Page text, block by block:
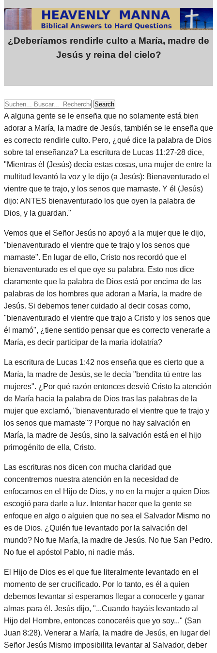
¿Deberíamos rendirle culto a María, madre de
Jesús y reina del cielo?
Search
A alguna gente se le enseña que no solamente está bien
adorar a María, la madre de Jesús, también se le enseña que
es correcto rendirle culto. Pero, ¿qué dice la palabra de Dios
sobre tal enseñanza? La escritura de Lucas 11:27-28 dice,
"Mientras él (Jesús) decía estas cosas, una mujer de entre la
multitud levantó la voz y le dijo (a Jesús): Bienaventurado el
vientre que te trajo, y los senos que mamaste. Y él (Jesús)
dijo: ANTES bienaventurado los que oyen la palabra de
Dios, y la guardan."
Vemos que el Señor Jesús no apoyó a la mujer que le dijo,
"bienaventurado el vientre que te trajo y los senos que
mamaste". En lugar de ello, Cristo nos recordó que el
bienaventurado es el que oye su palabra. Esto nos dice
claramente que la palabra de Dios está por encima de las
palabras de los hombres que adoran a María, la madre de
Jesús. Si debemos tener cuidado al decir cosas como,
"bienaventurado el vientre que trajo a Cristo y los senos que
él mamó", ¿tiene sentido pensar que es correcto venerarle a
María, es decir participar de la maria idolatría?
La escritura de Lucas 1:42 nos enseña que es cierto que a
María, la madre de Jesús, se le decía "bendita tú entre las
mujeres". ¿Por qué razón entonces desvió Cristo la atención
de María hacia la palabra de Dios tras las palabras de la
mujer que exclamó, "bienaventurado el vientre que te trajo y
los senos que mamaste"? Porque no hay salvación en
María, la madre de Jesús, sino la salvación está en el hijo
primogénito de ella, Cristo.
Las escrituras nos dicen con mucha claridad que
concentremos nuestra atención en la necesidad de
enfocarnos en el Hijo de Dios, y no en la mujer a quien Dios
escogió para darle a luz. Intentar hacer que la gente se
enfoque en algo o alguien que no sea el Salvador Mismo no
es de Dios. ¿Quién fue levantado por la salvación del
mundo? No fue María, la madre de Jesús. No fue San Pedro.
No fue el apóstol Pablo, ni nadie más.
El Hijo de Dios es el que fue literalmente levantado en el
momento de ser crucificado. Por lo tanto, es él a quien
debemos levantar si esperamos llegar a conocerle y ganar
almas para él. Jesús dijo, "...Cuando hayáis levantado al
Hijo del Hombre, entonces conoceréis que yo soy..." (San
Juan 8:28). Venerar a María, la madre de Jesús, en lugar del
Señor Jesús Mismo imposibilita levantar al Salvador, deber